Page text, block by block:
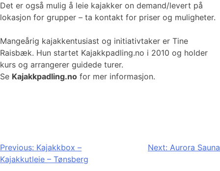
Det er også mulig å leie kajakker on demand/levert på
lokasjon for grupper – ta kontakt for priser og muligheter.
Mangeårig kajakkentusiast og initiativtaker er Tine
Raisbæk. Hun startet Kajakkpadling.no i 2010 og holder
kurs og arrangerer guidede turer.
Se Kajakkpadling.no for mer informasjon.
Innleggsnavigasjon
Previous: Kajakkbox –
Kajakkutleie – Tønsberg
Next: Aurora Sauna